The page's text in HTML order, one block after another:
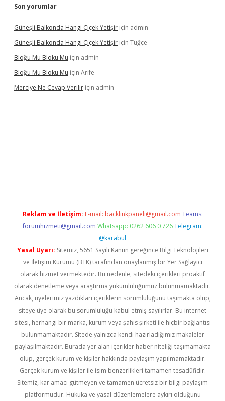
Son yorumlar
Güneşli Balkonda Hangi Çiçek Yetişir için admin
Güneşli Balkonda Hangi Çiçek Yetişir için Tuğçe
Bloğu Mu Bloku Mu için admin
Bloğu Mu Bloku Mu için Arife
Merciye Ne Cevap Verilir için admin
Reklam ve İletişim: E-mail: backlinkpaneli@gmail.com Teams:
forumhizmeti@gmail.com Whatsapp: 0262 606 0 726 Telegram:
@karabul
Yasal Uyarı: Sitemiz, 5651 Sayılı Kanun gereğince Bilgi Teknolojileri
ve İletişim Kurumu (BTK) tarafından onaylanmış bir Yer Sağlayıcı
olarak hizmet vermektedir. Bu nedenle, sitedeki içerikleri proaktif
olarak denetleme veya araştırma yükümlülüğümüz bulunmamaktadır.
Ancak, üyelerimiz yazdıkları içeriklerin sorumluluğunu taşımakta olup,
siteye üye olarak bu sorumluluğu kabul etmiş sayılırlar. Bu internet
sitesi, herhangi bir marka, kurum veya şahıs şirketi ile hiçbir bağlantısı
bulunmamaktadır. Sitede yalnızca kendi hazırladığımız makaleler
paylaşılmaktadır. Burada yer alan içerikler haber niteliği taşımamakta
olup, gerçek kurum ve kişiler hakkında paylaşım yapılmamaktadır.
Gerçek kurum ve kişiler ile isim benzerlikleri tamamen tesadüfidir.
Sitemiz, kar amacı gütmeyen ve tamamen ücretsiz bir bilgi paylaşım
platformudur. Hukuka ve yasal düzenlemelere aykırı olduğunu